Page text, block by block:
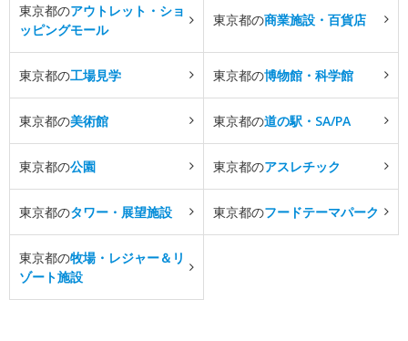
東京都のアウトレット・ショ
ッピングモール
東京都の商業施設・百貨店
東京都の工場見学 東京都の博物館・科学館
東京都の美術館 東京都の道の駅・SA/PA
東京都の公園 東京都のアスレチック
東京都のタワー・展望施設 東京都のフードテーマパーク
東京都の牧場・レジャー＆リ
ゾート施設